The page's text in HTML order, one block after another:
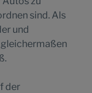
sind. Als
und
der